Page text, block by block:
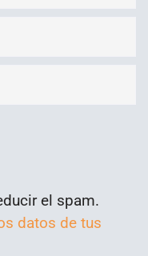
el spam.
datos de tus